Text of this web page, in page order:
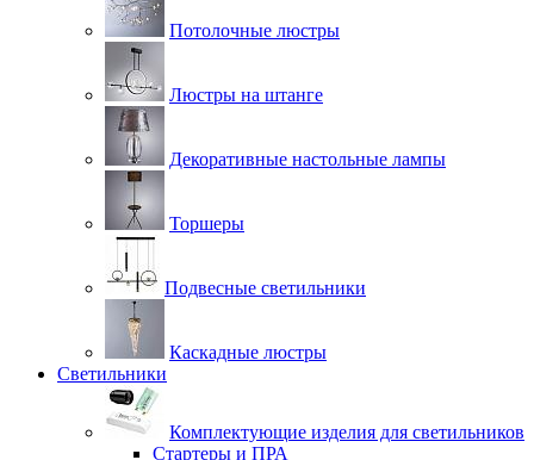
Потолочные люстры
Люстры на штанге
Декоративные настольные лампы
Торшеры
Подвесные светильники
Каскадные люстры
Светильники
Комплектующие изделия для светильников
Стартеры и ПРА